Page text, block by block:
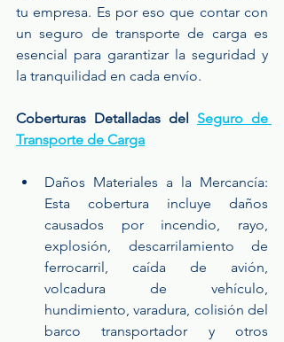
tu empresa. Es por eso que contar con
un seguro de transporte de carga es
esencial para garantizar la seguridad y
la tranquilidad en cada envío.
Coberturas Detalladas del Seguro de
Transporte de Carga
Daños Materiales a la Mercancía:
Esta cobertura incluye daños
causados por incendio, rayo,
explosión, descarrilamiento de
ferrocarril, caída de avión,
volcadura de vehículo,
hundimiento, varadura, colisión del
barco transportador y otros